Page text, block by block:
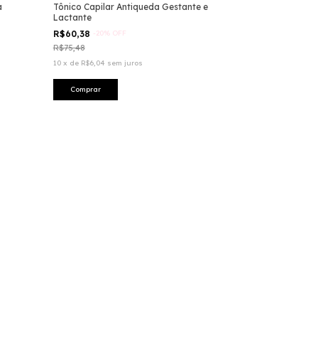
Tônico Capilar Antiqueda Gestante e
Lactante
R$60,38 -20% OFF
R$75,48
10 x de R$6,04 sem juros